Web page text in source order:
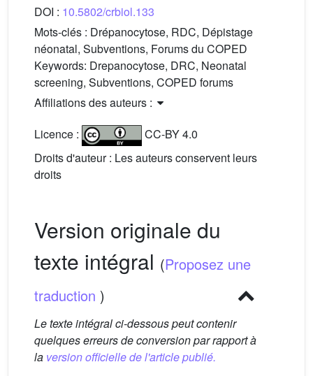
DOI : 10.5802/crbiol.133
Mots-clés : Drépanocytose, RDC, Dépistage
néonatal, Subventions, Forums du COPED
Keywords: Drepanocytose, DRC, Neonatal
screening, Subventions, COPED forums
Affiliations des auteurs :
Licence :
CC-BY 4.0
Droits d'auteur : Les auteurs conservent leurs
droits
Version originale du
texte intégral (Proposez une
traduction )
Le texte intégral ci-dessous peut contenir
quelques erreurs de conversion par rapport à
la version officielle de l'article publié.